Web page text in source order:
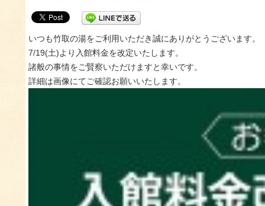
いつも竹取の湯をご利用いただき誠にありがとうございます。
7/19(土)より入館料金を改定いたします。
諸般の事情をご賢察いただけますと幸いです。
詳細は画像にてご確認お願いいたします。